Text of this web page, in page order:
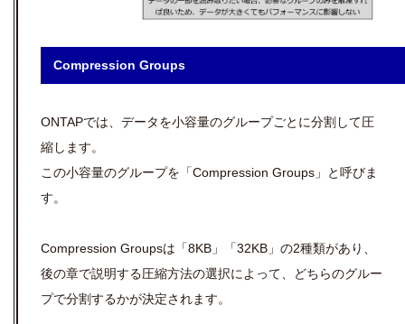
Compression Groups
ONTAPでは、データを小容量のグループごとに分割して圧
縮します。
この小容量のグループを「Compression Groups」と呼びま
す。
Compression Groupsは「8KB」「32KB」の2種類があり、
後の章で説明する圧縮方法の選択によって、どちらのグルー
プで分割するかが決定されます。